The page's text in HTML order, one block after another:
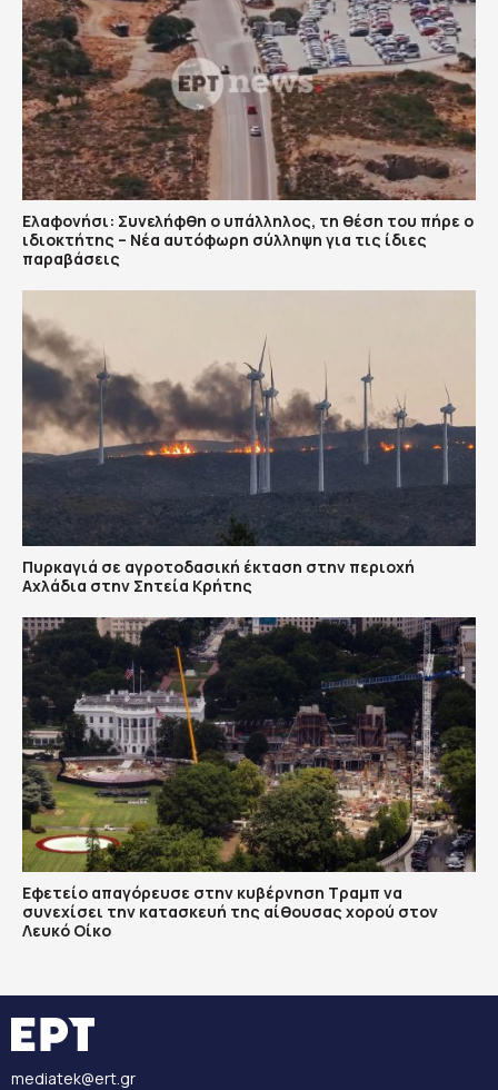
Ελαφονήσι: Συνελήφθη ο υπάλληλος, τη θέση του πήρε ο
ιδιοκτήτης – Νέα αυτόφωρη σύλληψη για τις ίδιες
παραβάσεις
Πυρκαγιά σε αγροτοδασική έκταση στην περιοχή
Αχλάδια στην Σητεία Κρήτης
Εφετείο απαγόρευσε στην κυβέρνηση Τραμπ να
συνεχίσει την κατασκευή της αίθουσας χορού στον
Λευκό Οίκο
mediatek@ert.gr